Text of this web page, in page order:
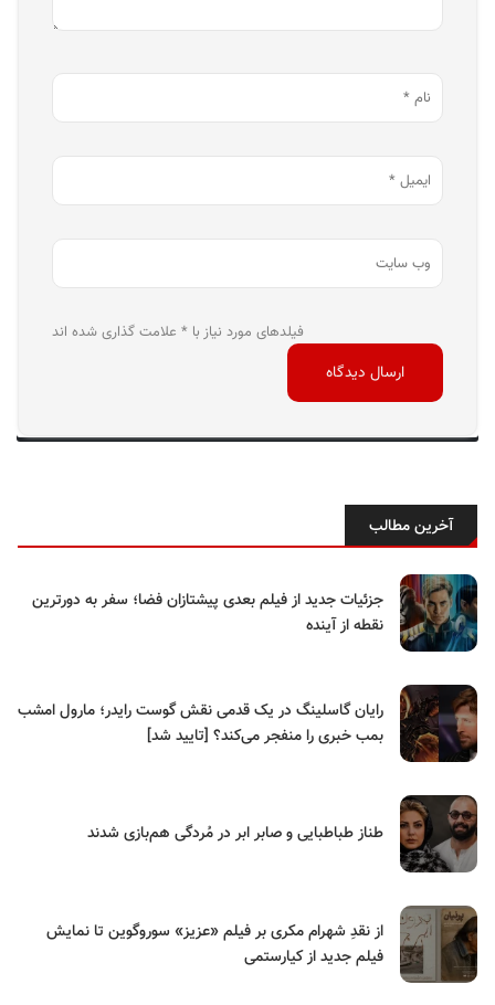
فیلدهای مورد نیاز با * علامت گذاری شده اند
آخرین مطالب
جزئیات جدید از فیلم بعدی پیشتازان فضا؛ سفر به دورترین
نقطه از آینده
رایان گاسلینگ در یک قدمی نقش گوست رایدر؛ مارول امشب
بمب خبری را منفجر می‌کند؟ [تایید شد]
طناز طباطبایی و صابر ابر در مُردگی هم‌بازی شدند
از نقدِ شهرام مکری بر فیلم «عزیز» سوروگوین تا نمایش
فیلم جدید از کیارستمی